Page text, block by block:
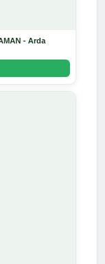
- Arda